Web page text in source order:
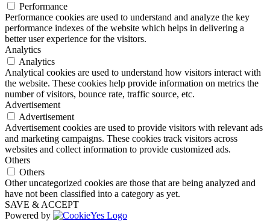
Performance
Performance cookies are used to understand and analyze the key
performance indexes of the website which helps in delivering a
better user experience for the visitors.
Analytics
Analytics
Analytical cookies are used to understand how visitors interact with
the website. These cookies help provide information on metrics the
number of visitors, bounce rate, traffic source, etc.
Advertisement
Advertisement
Advertisement cookies are used to provide visitors with relevant ads
and marketing campaigns. These cookies track visitors across
websites and collect information to provide customized ads.
Others
Others
Other uncategorized cookies are those that are being analyzed and
have not been classified into a category as yet.
SAVE & ACCEPT
Powered by